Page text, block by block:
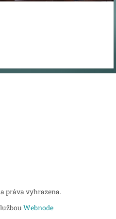
práva vyhrazena.
Webnode